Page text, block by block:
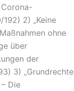
2) „Keine
ohne
über
der
3) „Grundrechte
Die